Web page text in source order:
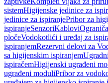
sistemHigijenske jedinice za
jedinice za ispiranjePribor za
ispiranjeSenzoriKablovi
pločeVodokotlići i uređaj za
ispiranjemRezervni delovi za
sa higijenskim ispiranjem
ispiračemHigijenski ugrađeni
ugrađeni moduliPribor za